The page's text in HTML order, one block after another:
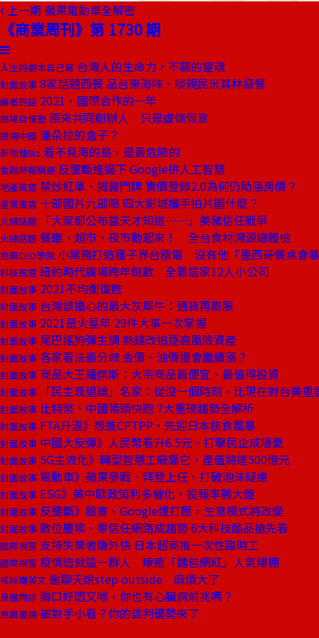
上一期 蘋果電動車全解密
《商業周刊》第 1730 期
人生的劇本自己寫 台灣人的生命力，不羈的靈魂
封面故事 8家話題西餐 品台東海味、啖親民米其林級餐
編者的話 2021，國際合作的一年
商場自慢塾 原來共同創辦人 只是虛情假意
透視中國 潘朵拉的盒子？
新物種Biz 看不見海的島，是最危險的
金融時報精選 反壟斷進逼下 Google拚人工智慧
地產風雲 禁炒紅單、揭露門牌 實價登錄2.0為何仍助漲房價？
產業風雲 十部國片九部賠 四大影城攜手拍片圖什麼？
火線話題 「大家都公布當天才知道⋯⋯」美豬信任戰爭
火線話題 餐廳、超市、夜市動起來！ 全台食材溯源總體檢
商周CEO學院 小業務打造種子界台積電 沒有他「墨西哥餐桌會
科技風雲 紐約時代廣場跨年倒數 全靠這家12人小公司
封面故事 2021不均衡復甦
封面故事 台灣該擔心的最大灰犀牛：通貨再膨脹
封面故事 2021是火星年 29件大事一次掌握
封面故事 尾巴搖狗彈主調 熱錢改追逐高風險資產
封面故事 各家看法最分歧 金價、油價還會繼續漲？
封面故事 商品大王羅傑斯：大宗商品最便宜、最值得投資
封面故事 「民主衰退論」名家：從沒一個時刻，比現在對台美重
封面故事 比特幣、中國領頭快跑 7大重磅趨勢全解析
封面故事 FTA升溫》想進CPTPP，先迎日本核食風暴
封面故事 中國大反彈》人民幣看升6.5元、打擊民企成隱憂
封面故事 5G主流化》轉型智慧工廠靠它，產值將達500億元
封面故事 電動車》蘋果參戰、拜登上任，打破泡沫疑慮
封面故事 ESG》美中歐政策利多催化，投報率勝大盤
封面故事 反壟斷》臉書、Google遭打壓，生意模式將改變
封面故事 數位塵埃、零信任網路成趨勢 6大科技酷品搶先看
國際視窗 支持失業者賺外快 日本超商推一次性臨時工
國際視窗 疫情造就這一群人 療癒「麵包網紅」人氣爆棚
戒掉爛英文 邀聊天說step outside 麻煩大了
良醫問診 胸口好悶又喘，你也有心臟病前兆嗎？
商周書摘 被對手小看？你的談判優勢來了